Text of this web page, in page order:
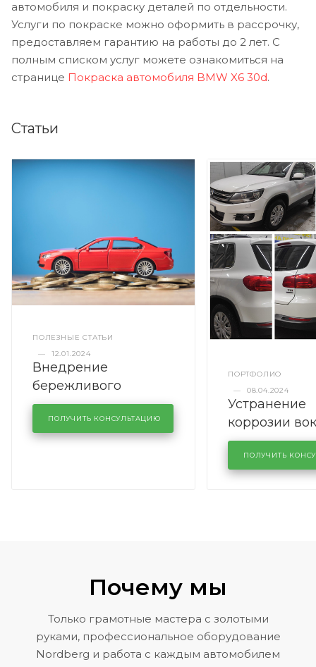
автомобиля и покраску деталей по отдельности.
Услуги по покраске можно оформить в рассрочку,
предоставляем гарантию на работы до 2 лет. С
полным списком услуг можете ознакомиться на
странице Покраска автомобиля BMW X6 30d.
Статьи
ПОЛЕЗНЫЕ СТАТЬИ
—
12.01.2024
Внедрение
бережливого
производства в
кузовном сервисе
KUTUZOVV
ПОЛУЧИТЬ КОНСУЛЬТАЦИЮ
ПОРТФОЛИО
—
08.04.2024
Устранение
коррозии
лобового
районе
Volkswagen
ПОЛУЧИТЬ
Почему мы
Только грамотные мастера с золотыми
руками, профессиональное оборудование
Nordberg и работа с каждым автомобилем